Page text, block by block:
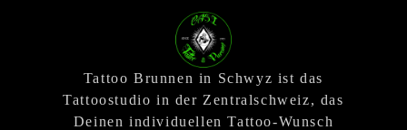
Tattoo Brunnen in Schwyz ist das
Tattoostudio in der Zentralschweiz, das
Deinen individuellen Tattoo-Wunsch